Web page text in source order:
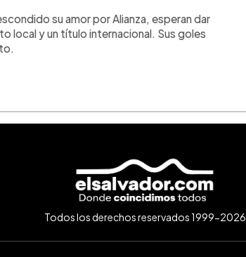
su amor por Alianza, esperan dar
local y un título internacional. Sus goles
Todos los derechos reservados 1999-2026